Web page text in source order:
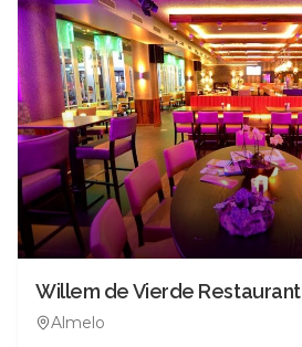
Willem de Vierde Restaurant
Almelo